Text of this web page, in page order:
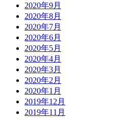
2020年9月
2020年8月
2020年7月
2020年6月
2020年5月
2020年4月
2020年3月
2020年2月
2020年1月
2019年12月
2019年11月